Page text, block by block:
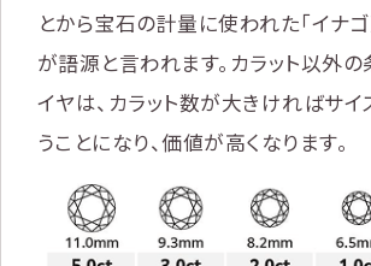
とから宝石の計量に使われた「イナゴ
が語源と言われます。カラット以外
イヤは、カラット数が大きければサ
うことになり、価値が高くなります。